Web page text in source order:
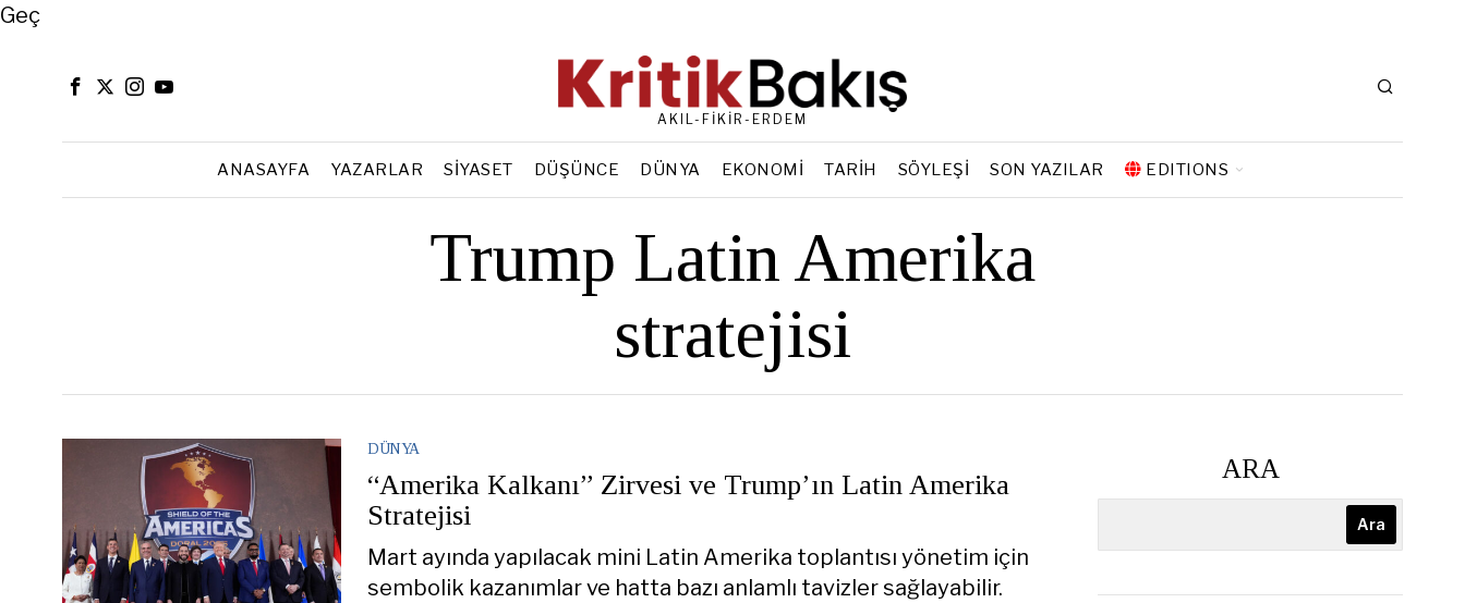
Close
Geç
AKIL-FİKİR-ERDEM
ANASAYFA YAZARLAR SIYASET DÜŞÜNCE DÜNYA EKONOMI TARIH SÖYLEŞI SON YAZILAR EDITIONS
Trump Latin Amerika
stratejisi
DÜNYA
“Amerika Kalkanı” Zirvesi ve Trump’ın Latin Amerika
Stratejisi
Mart ayında yapılacak mini Latin Amerika toplantısı yönetim için
sembolik kazanımlar ve hatta bazı anlamlı tavizler sağlayabilir.
ARA
Ara